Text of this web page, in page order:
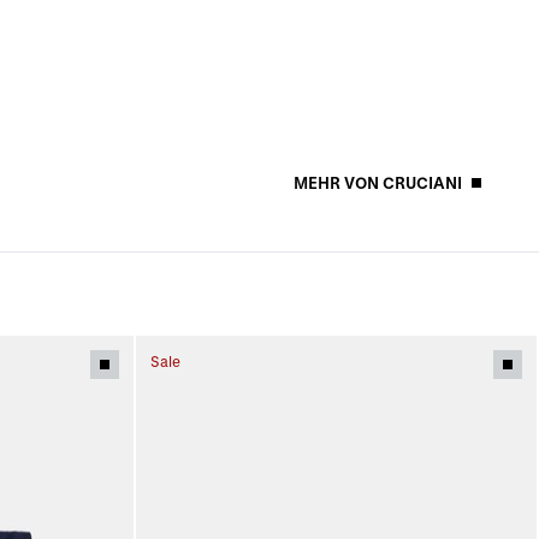
MEHR VON CRUCIANI
Sale